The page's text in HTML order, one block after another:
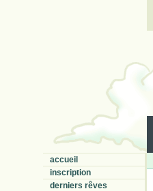
accueil
inscription
derniers rêves